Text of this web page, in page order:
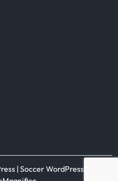
| Soccer WordPress Theme